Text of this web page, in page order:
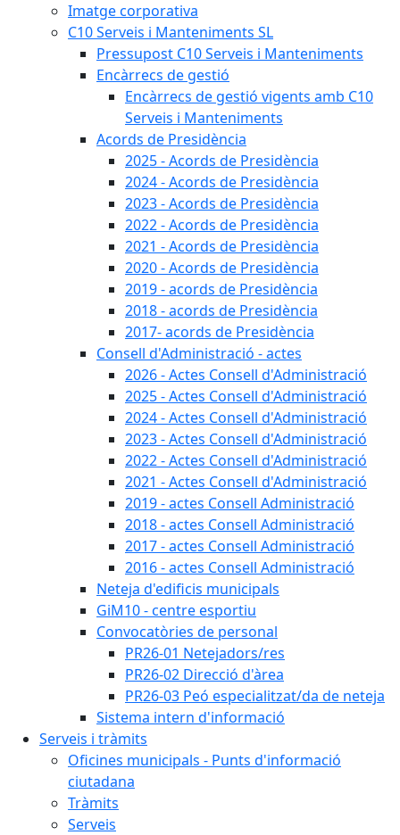
Imatge corporativa
C10 Serveis i Manteniments SL
Pressupost C10 Serveis i Manteniments
Encàrrecs de gestió
Encàrrecs de gestió vigents amb C10
Serveis i Manteniments
Acords de Presidència
2025 - Acords de Presidència
2024 - Acords de Presidència
2023 - Acords de Presidència
2022 - Acords de Presidència
2021 - Acords de Presidència
2020 - Acords de Presidència
2019 - acords de Presidència
2018 - acords de Presidència
2017- acords de Presidència
Consell d'Administració - actes
2026 - Actes Consell d'Administració
2025 - Actes Consell d'Administració
2024 - Actes Consell d'Administració
2023 - Actes Consell d'Administració
2022 - Actes Consell d'Administració
2021 - Actes Consell d'Administració
2019 - actes Consell Administració
2018 - actes Consell Administració
2017 - actes Consell Administració
2016 - actes Consell Administració
Neteja d'edificis municipals
GiM10 - centre esportiu
Convocatòries de personal
PR26-01 Netejadors/res
PR26-02 Direcció d'àrea
PR26-03 Peó especialitzat/da de neteja
Sistema intern d'informació
Serveis i tràmits
Oficines municipals - Punts d'informació
ciutadana
Tràmits
Serveis